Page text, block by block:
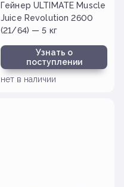
Гейнер ULTIMATE Muscle
Juice Revolution 2600
(21/64) — 5 кг
Узнать о
поступлении
нет в наличии